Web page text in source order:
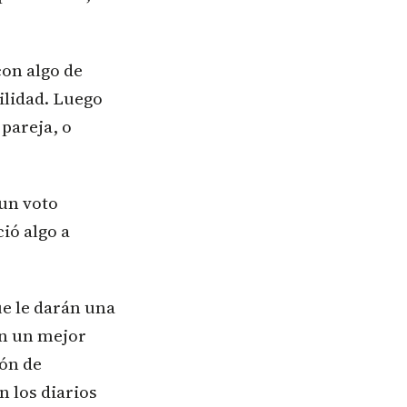
algo de
Luego
o
voto
algo a
le darán una
un mejor
de
los diarios